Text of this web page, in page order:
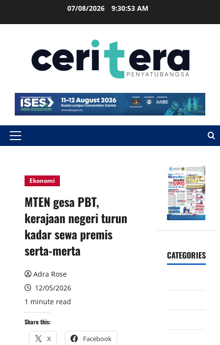
07/08/2026 9:30:54 AM
Ekonomi
MTEN gesa PBT,
kerajaan negeri turun
kadar sewa premis
serta-merta
Adra Rose
12/05/2026
1 minute read
Share this:
X Facebook
CATEGORIES